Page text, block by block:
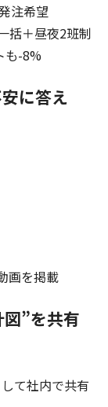
注希望
括＋昼夜2班制
も-8%
に答え
画を掲載
”を共有
て社内で共有